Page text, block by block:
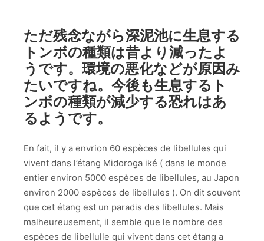
ただ残念ながら深泥池に生息する
トンボの種類は昔より減ったよ
うです。環境の悪化などが原因み
たいですね。今後も生息するト
ンボの種類が減少する恐れはあ
るようです。
En fait, il y a envrion 60 espèces de libellules qui
vivent dans l’étang Midoroga iké ( dans le monde
entier environ 5000 espèces de libellules, au Japon
environ 2000 espèces de libellules ). On dit souvent
que cet étang est un paradis des libellules. Mais
malheureusement, il semble que le nombre des
espèces de libellulle qui vivent dans cet étang a